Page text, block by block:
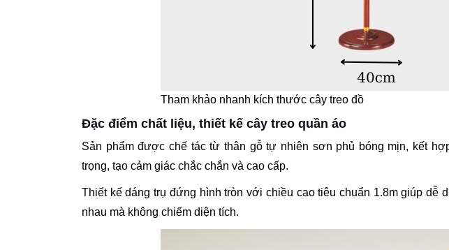
Tham khảo nhanh kích thước cây treo đồ
Đặc điểm chất liệu, thiết kế cây treo quần áo
Sản phẩm được chế tác từ thân gỗ tự nhiên sơn phủ bóng mịn, kết
trọng, tạo cảm giác chắc chắn và cao cấp.
Thiết kế dáng trụ đứng hình tròn với chiều cao tiêu chuẩn 1.8m giúp dễ
nhau mà không chiếm diện tích.